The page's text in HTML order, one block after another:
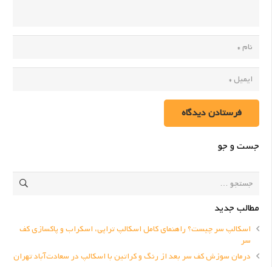
جست و جو
مطالب جدید
اسکالپ سر چیست؟ راهنمای کامل اسکالپ تراپی، اسکراب و پاکسازی کف
سر
درمان سوزش کف سر بعد از رنگ و کراتین با اسکالپ در سعادت‌آباد تهران
فرستادن دیدگاه